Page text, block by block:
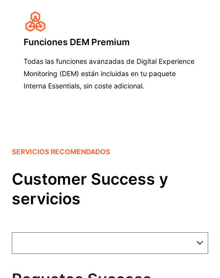
Funciones DEM Premium
Todas las funciones avanzadas de Digital Experience
Monitoring (DEM) están incluidas en tu paquete
Interna Essentials, sin coste adicional.
SERVICIOS RECOMENDADOS
Customer Success y
servicios